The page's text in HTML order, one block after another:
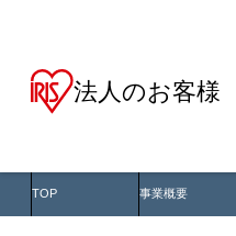
法人のお客様
TOP 事業概要